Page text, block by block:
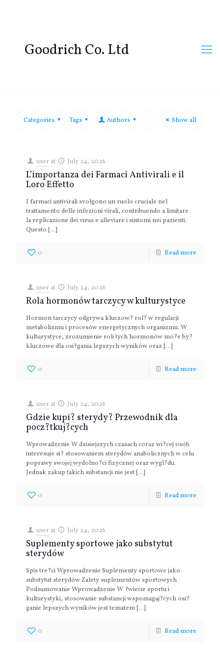
Goodrich Co. Ltd
Categories Tags Authors Show all
user at July 24, 2026
L’importanza dei Farmaci Antivirali e il
Loro Effetto
I farmaci antivirali svolgono un ruolo cruciale nel
trattamento delle infezioni virali, contribuendo a limitare
la replicazione dei virus e alleviare i sintomi nei pazienti.
Questo […]
0 Read more
user at July 24, 2026
Rola hormonów tarczycy w kulturystyce
Hormon tarczycy odgrywa kluczow? rol? w regulacji
metabolizmu i procesów energetycznych organizmu. W
kulturystyce, zrozumienie roli tych hormonów mo?e by?
kluczowe dla osi?gania lepszych wyników oraz […]
0 Read more
user at July 24, 2026
Gdzie kupi? sterydy? Przewodnik dla
pocz?tkuj?cych
Wprowadzenie W dzisiejszych czasach coraz wi?cej osób
interesuje si? stosowaniem sterydów anabolicznych w celu
poprawy swojej wydolno?ci fizycznej oraz wygl?du.
Jednak zakup takich substancji nie jest[…]
0 Read more
user at July 24, 2026
Suplementy sportowe jako substytut
sterydów
Spis tre?ci Wprowadzenie Suplementy sportowe jako
substytut sterydów Zalety suplementów sportowych
Podsumowanie Wprowadzenie W ?wiecie sportu i
kulturystyki, stosowanie substancji wspomagaj?cych osi?
ganie lepszych wyników jest tematem[…]
0 Read more